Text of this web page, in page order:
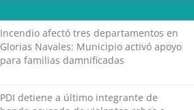
Incendio afectó tres departamentos en
Glorias Navales: Municipio activó apoyo
para familias damnificadas
PDI detiene a último integrante de